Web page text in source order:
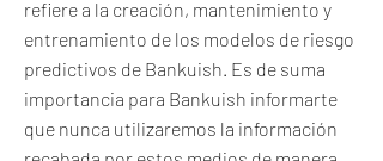
refiere a la creación, mantenimiento y
entrenamiento de los modelos de riesgo
predictivos de Bankuish. Es de suma
importancia para Bankuish informarte
que nunca utilizaremos la información